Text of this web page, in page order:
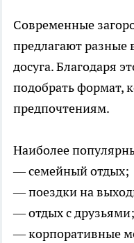
Современные
предлагают
досуга. Благодаря
подобрать формат,
предпочтениям.
Наиболее
— семейный отдых;
— поездки на
— отдых с друзьями;
— корпоративные